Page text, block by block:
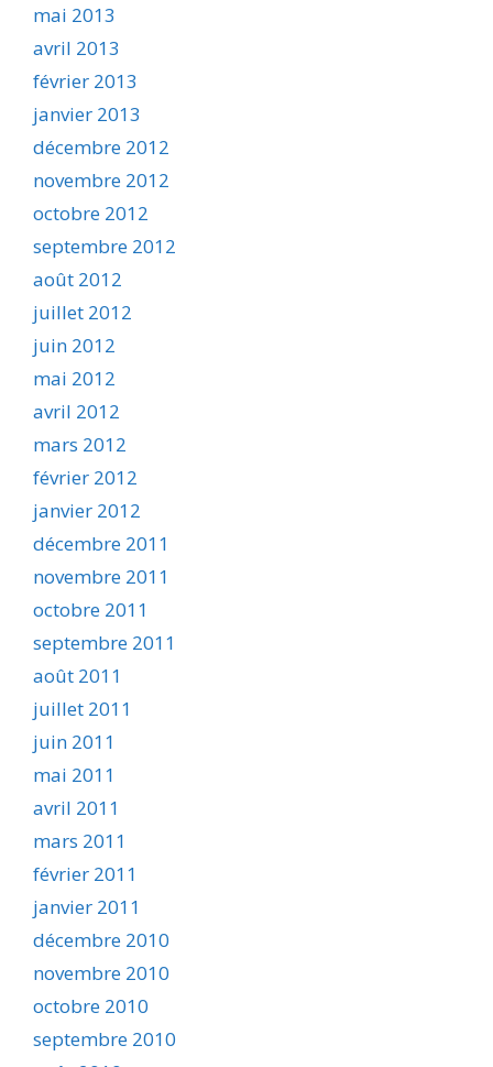
mai 2013
avril 2013
février 2013
janvier 2013
décembre 2012
novembre 2012
octobre 2012
septembre 2012
août 2012
juillet 2012
juin 2012
mai 2012
avril 2012
mars 2012
février 2012
janvier 2012
décembre 2011
novembre 2011
octobre 2011
septembre 2011
août 2011
juillet 2011
juin 2011
mai 2011
avril 2011
mars 2011
février 2011
janvier 2011
décembre 2010
novembre 2010
octobre 2010
septembre 2010